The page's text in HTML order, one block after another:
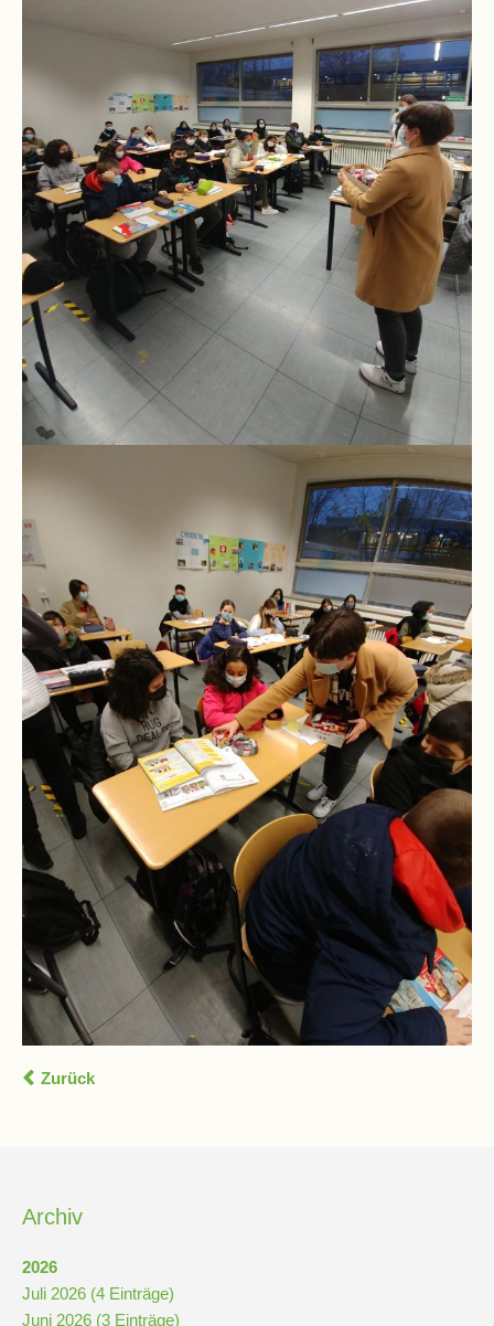
Berufswahlvorbereitung
Hausaufgabenbetreuung
Digitalisierung
Streitschlichtung
Kompetenzteam
Seiteneinsteiger
Pause
Schulsanitätsdienst
Unterricht
Vertretungsplan
Stundenraster
Realschulbildungsgang
5
und
9
Zurück
Archiv
2026
Juli 2026 (4 Einträge)
Juni 2026 (3 Einträge)